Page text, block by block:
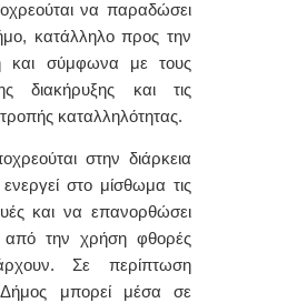
να παραδώσει
κατάλληλο προς την
και σύμφωνα με τους
διακήρυξης και τις
καταλληλότητας.
στην διάρκεια
στο μίσθωμα τις
και να επανορθώσει
από την χρήση φθορές
Σε περίπτωση
μπορεί μέσα σε